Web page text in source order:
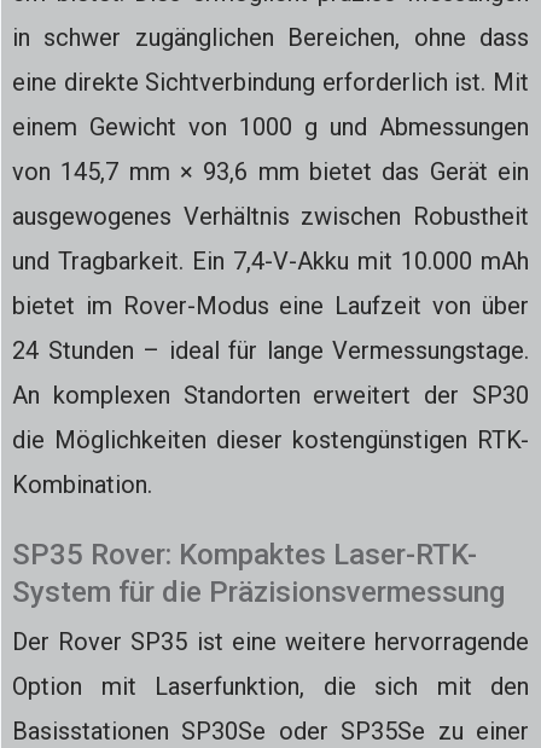
in schwer zugänglichen Bereichen, ohne dass
eine direkte Sichtverbindung erforderlich ist. Mit
einem Gewicht von 1000 g und Abmessungen
von 145,7 mm × 93,6 mm bietet das Gerät ein
ausgewogenes Verhältnis zwischen Robustheit
und Tragbarkeit. Ein 7,4-V-Akku mit 10.000 mAh
bietet im Rover-Modus eine Laufzeit von über
24 Stunden – ideal für lange Vermessungstage.
An komplexen Standorten erweitert der SP30
die Möglichkeiten dieser kostengünstigen RTK-
Kombination.
SP35 Rover: Kompaktes Laser-RTK-
System für die Präzisionsvermessung
Der Rover SP35 ist eine weitere hervorragende
Option mit Laserfunktion, die sich mit den
Basisstationen SP30Se oder SP35Se zu einer